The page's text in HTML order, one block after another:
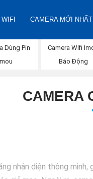
CAMERA MỚI NHẤT
Dùng Pin
Camera Wifi
Báo Động
CAMERA
nhận diện thông